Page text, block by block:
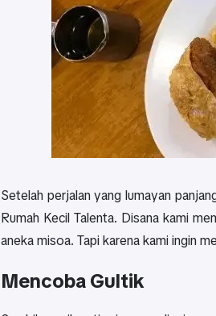
Setelah perjalan yang lumayan
Rumah Kecil Talenta. Disana kami
aneka misoa. Tapi karena kami ingin
Mencoba Gultik